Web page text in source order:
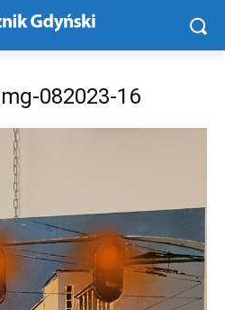
082023-16